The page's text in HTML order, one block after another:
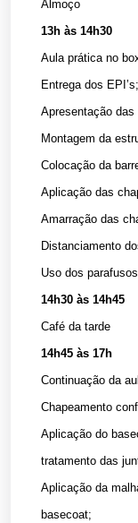
Almoço
13h às 14h30
Aula prática no
Entrega dos EPI’s;
Apresentação das
Montagem da
Colocação da
Aplicação das
Amarração das
Distanciamento
Uso dos
14h30 às 14h45
Café da tarde
14h45 às 17h
Continuação da
Chapeamento
Aplicação do
tratamento das
Aplicação da
basecoat;